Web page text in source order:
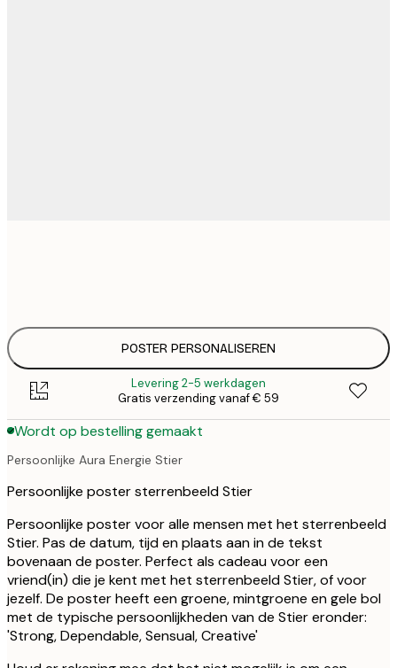
POSTER PERSONALISEREN
Levering 2-5 werkdagen
Gratis verzending vanaf € 59
Wordt op bestelling gemaakt
Persoonlijke Aura Energie Stier
Persoonlijke poster sterrenbeeld Stier
Persoonlijke poster voor alle mensen met het sterrenbeeld
Stier. Pas de datum, tijd en plaats aan in de tekst
bovenaan de poster. Perfect als cadeau voor een
vriend(in) die je kent met het sterrenbeeld Stier, of voor
jezelf. De poster heeft een groene, mintgroene en gele bol
met de typische persoonlijkheden van de Stier eronder:
'Strong, Dependable, Sensual, Creative'